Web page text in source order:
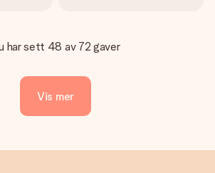
har sett 48 av 72 gaver
Vis mer